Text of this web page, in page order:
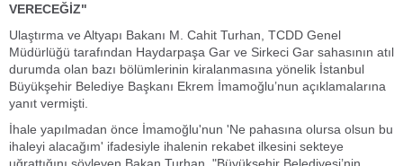
VERECEĞİZ"
Ulaştırma ve Altyapı Bakanı M. Cahit Turhan, TCDD Genel
Müdürlüğü tarafından Haydarpaşa Gar ve Sirkeci Gar sahasının atıl
durumda olan bazı bölümlerinin kiralanmasına yönelik İstanbul
Büyükşehir Belediye Başkanı Ekrem İmamoğlu’nun açıklamalarına
yanıt vermişti.
İhale yapılmadan önce İmamoğlu'nun 'Ne pahasına olursa olsun bu
ihaleyi alacağım' ifadesiyle ihalenin rekabet ilkesini sekteye